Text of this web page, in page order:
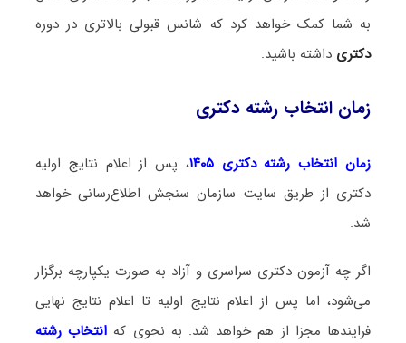
به شما کمک خواهد کرد که شانس قبولی بالاتری در دوره
دکتری داشته باشید.
زمان انتخاب رشته دکتری
زمان انتخاب رشته دکتری ۱۴۰۵
، پس از اعلام نتایج اولیه
دکتری از طریق سایت سازمان سنجش اطلاع‌رسانی خواهد
شد.
اگر چه آزمون دکتری سراسری و آزاد به صورت یکپارچه برگزار
می‌شود، اما پس از اعلام نتایج اولیه تا اعلام نتایج نهایی
فرایندها مجزا از هم خواهد شد. به نحوی که انتخاب رشته